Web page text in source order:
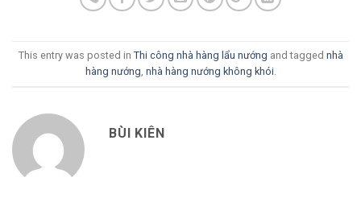
This entry was posted in Thi công nhà hàng lẩu nướng and tagged nhà
hàng nướng nhà hàng nướng không khói
BÙI KIÊN